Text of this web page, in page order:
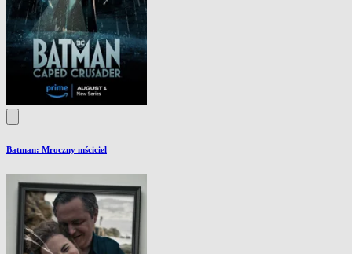
Batman: Mroczny mściciel